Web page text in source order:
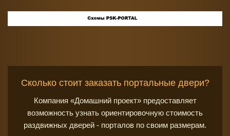
Сколько стоит заказать портальные двери?
Компания «Домашний проект» предоставляет
возможность узнать ориентировочную стоимость
раздвижных дверей - порталов по своим размерам.